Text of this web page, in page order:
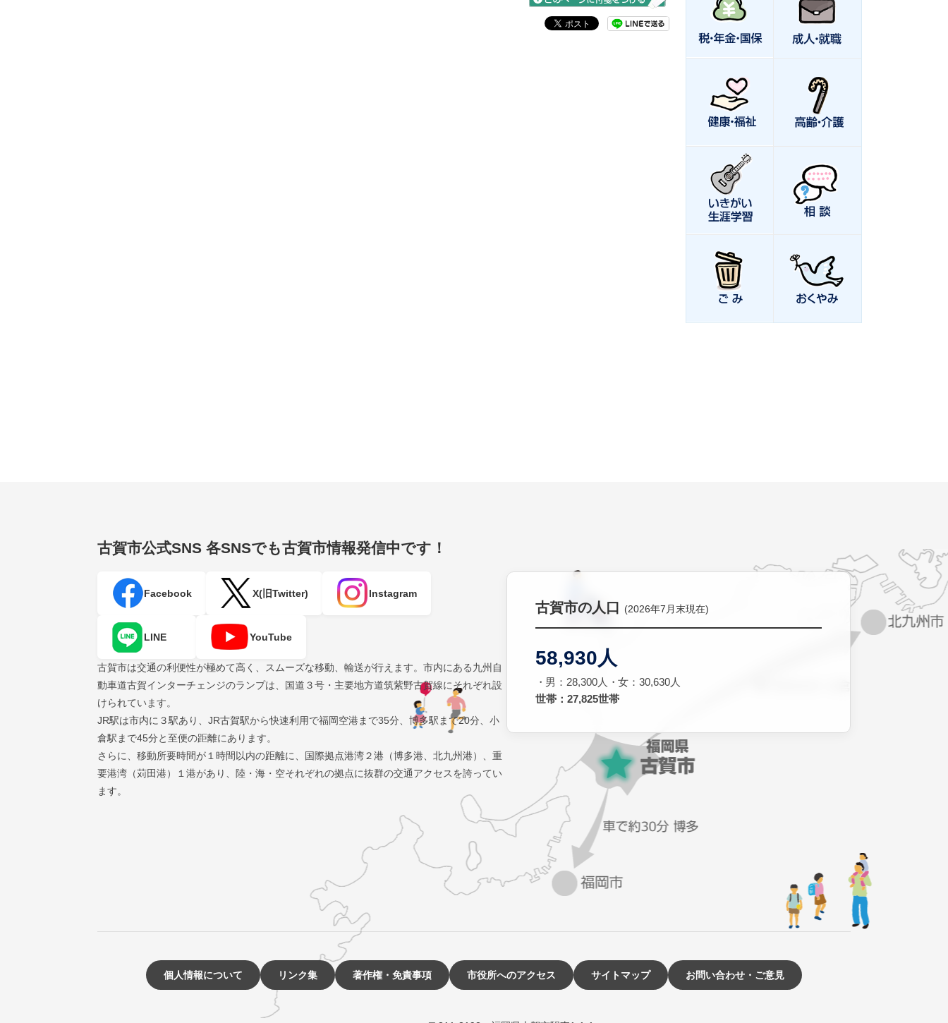
古賀市公式SNS 各SNSでも古賀市情報発信中です！
Facebook X(旧Twitter) Instagram
LINE YouTube
古賀市は交通の利便性が極めて高く、スムーズな移動、輸送が行えます。市内にある九州自
動車道古賀インターチェンジのランプは、国道３号・主要地方道筑紫野古賀線にそれぞれ設
けられています。
JR駅は市内に３駅あり、JR古賀駅から快速利用で福岡空港まで35分、博多駅まで20分、小
倉駅まで45分と至便の距離にあります。
さらに、移動所要時間が１時間以内の距離に、国際拠点港湾２港（博多港、北九州港）、重
要港湾（苅田港）１港があり、陸・海・空それぞれの拠点に抜群の交通アクセスを誇ってい
ます。
古賀市の人口 (2026年7月末現在)
58,930人
男：28,300人
女：30,630人
世帯：27,825世帯
個人情報について リンク集 著作権・免責事項 市役所へのアクセス サイトマップ お問い合わせ・ご意見